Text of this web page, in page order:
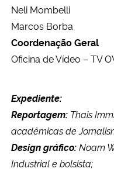
Neli Mombelli
Marcos Borba
Coordenação Geral
Oficina de Vídeo – TV
Expediente:
Reportagem: Thais
acadêmicas de
Design gráfico:Noam
Industrial e bolsista;